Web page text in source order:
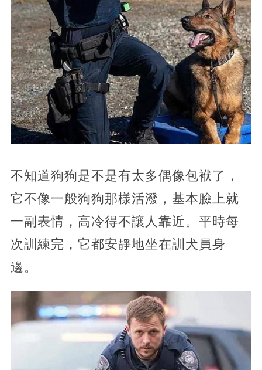
不知道狗狗是不是有太多偶像包袱了，
它不像一般狗狗那樣活潑，基本臉上就
一副表情，高冷得不讓人靠近。平時每
次訓練完，它都安靜地坐在訓犬員身
邊。